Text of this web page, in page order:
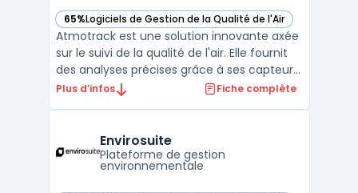
65%Logiciels de Gestion de la Qualité de l'Air
— voir Atmotrack dans cette catégorie
Atmotrack est une solution innovante axée
sur le suivi de la qualité de l'air. Elle fournit
des analyses précises grâce à ses capteurs
avancés et sa technologie de pointe.Conçu
surveillance en temps réel, permett ...
Plus d’infos Fiche complète
Envirosuite
Plateforme de gestion
environnementale